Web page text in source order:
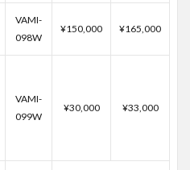
VAMI-
098W
¥150,000 ¥165,000
VAMI-
099W
¥30,000 ¥33,000